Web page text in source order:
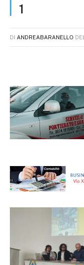
1
DI ANDREABARANELLO DEL